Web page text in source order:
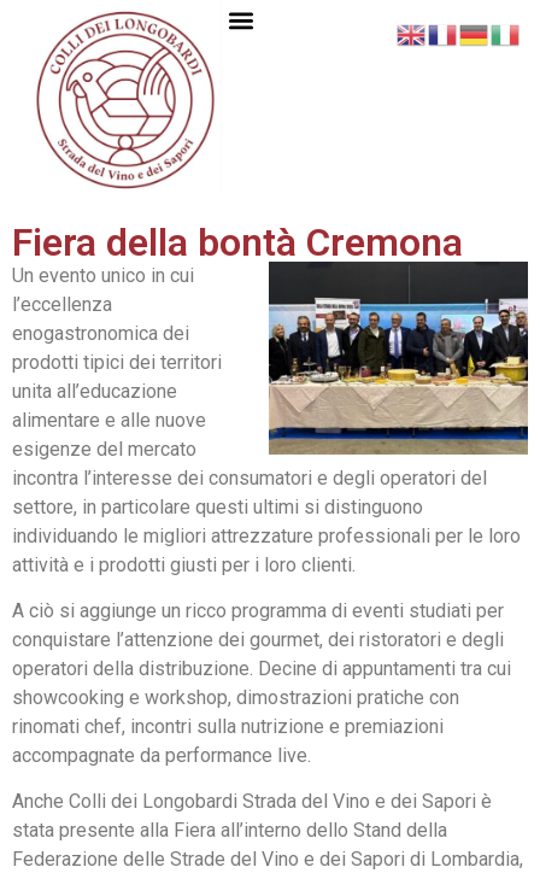
Fiera della bontà Cremona
Un evento unico in cui
l’eccellenza
enogastronomica dei
prodotti tipici dei territori
unita all’educazione
alimentare e alle nuove
esigenze del mercato
incontra l’interesse dei consumatori e degli operatori del
settore, in particolare questi ultimi si distinguono
individuando le migliori attrezzature professionali per le loro
attività e i prodotti giusti per i loro clienti.
A ciò si aggiunge un ricco programma di eventi studiati per
conquistare l’attenzione dei gourmet, dei ristoratori e degli
operatori della distribuzione. Decine di appuntamenti tra cui
showcooking e workshop, dimostrazioni pratiche con
rinomati chef, incontri sulla nutrizione e premiazioni
accompagnate da performance live.
Anche Colli dei Longobardi Strada del Vino e dei Sapori è
stata presente alla Fiera all’interno dello Stand della
Federazione delle Strade del Vino e dei Sapori di Lombardia,